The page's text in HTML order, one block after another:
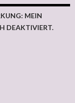
MEIN
DEAKTIVIERT.